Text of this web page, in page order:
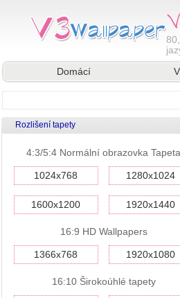
Domácí
Rozlišení tapety
4:3/5:4 Normální obrazovka Tapeta
1024x768 1280x1024
1600x1200 1920x1440
16:9 HD Wallpapers
1366x768 1920x1080
16:10 Širokoúhlé tapety